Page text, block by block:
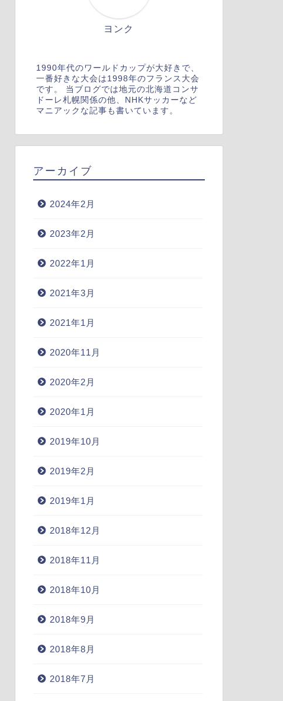
ヨンク
1990年代のワールドカップが大好きで、
一番好きな大会は1998年のフランス大会
です。 当ブログでは地元の北海道コンサ
ドーレ札幌関係の他、NHKサッカーなど
マニアックな記事も書いています。
アーカイブ
2024年2月
2023年2月
2022年1月
2021年3月
2021年1月
2020年11月
2020年2月
2020年1月
2019年10月
2019年2月
2019年1月
2018年12月
2018年11月
2018年10月
2018年9月
2018年8月
2018年7月